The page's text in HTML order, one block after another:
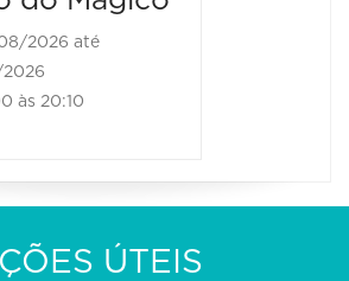
2026 até
às 20:10
ÚTEIS